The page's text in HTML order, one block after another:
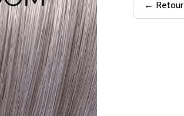
← Retour